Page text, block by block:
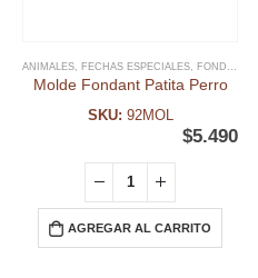
ANIMALES, FECHAS ESPECIALES, FONDANT
Molde Fondant Patita Perro
SKU: 92MOL
$5.490
AGREGAR AL CARRITO